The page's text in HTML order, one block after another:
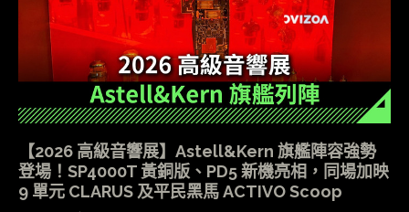
【2026 高級音響展】Astell&Kern 旗艦陣容強勢
登場！SP4000T 黃銅版、PD5 新機亮相，同場加映
9 單元 CLARUS 及平民黑馬 ACTIVO Scoop